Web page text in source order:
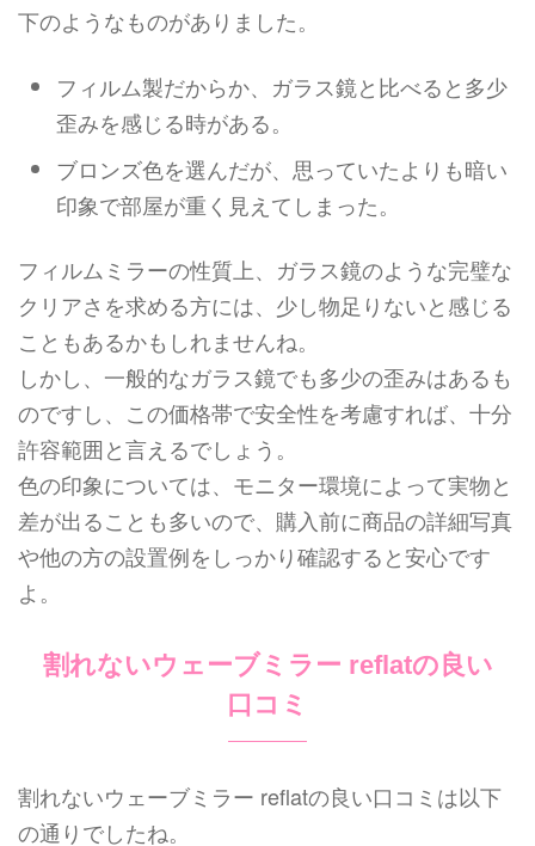
下のようなものがありました。
フィルム製だからか、ガラス鏡と比べると多少
歪みを感じる時がある。
ブロンズ色を選んだが、思っていたよりも暗い
印象で部屋が重く見えてしまった。
フィルムミラーの性質上、ガラス鏡のような完璧な
クリアさを求める方には、少し物足りないと感じる
こともあるかもしれませんね。
しかし、一般的なガラス鏡でも多少の歪みはあるも
のですし、この価格帯で安全性を考慮すれば、十分
許容範囲と言えるでしょう。
色の印象については、モニター環境によって実物と
差が出ることも多いので、購入前に商品の詳細写真
や他の方の設置例をしっかり確認すると安心です
よ。
割れないウェーブミラー reflatの良い
口コミ
割れないウェーブミラー reflatの良い口コミは以下
の通りでしたね。